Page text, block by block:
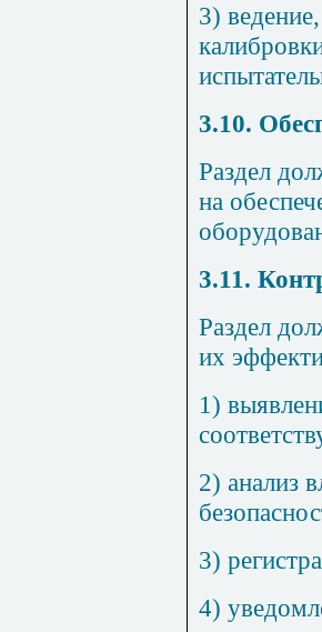
3)
3.10.
Раздел
на
3.11.
Раздел
их
1)
2) анализ
3)
4)